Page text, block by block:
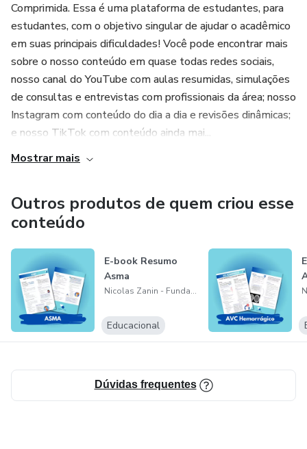
Comprimida. Essa é uma plataforma de estudantes, para
estudantes, com o objetivo singular de ajudar o acadêmico
em suas principais dificuldades! Você pode encontrar mais
sobre o nosso conteúdo em quase todas redes sociais,
nosso canal do YouTube com aulas resumidas, simulações
de consultas e entrevistas com profissionais da área; nosso
Instagram com conteúdo do dia a dia e revisões dinâmicas;
e nosso TikTok com conteúdo ainda mai...
Mostrar mais
Outros produtos de quem criou esse
conteúdo
E-book Resumo
Asma
Nicolas Zanin - Fundador Medicina Comprimida
Educacional
Dúvidas frequentes